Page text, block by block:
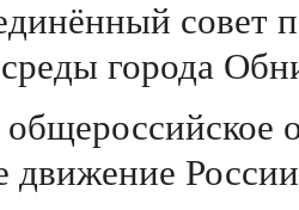
совет
города
общероссийское
движение